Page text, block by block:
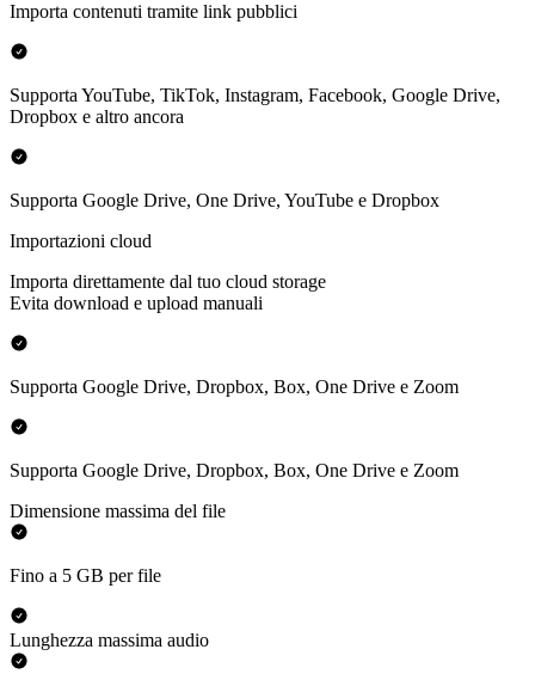
Importa contenuti tramite link pubblici
Supporta YouTube, TikTok, Instagram, Facebook, Google Drive,
Dropbox e altro ancora
Supporta Google Drive, One Drive, YouTube e Dropbox
Importazioni cloud
Importa direttamente dal tuo cloud storage
Evita download e upload manuali
Supporta Google Drive, Dropbox, Box, One Drive e Zoom
Supporta Google Drive, Dropbox, Box, One Drive e Zoom
Dimensione massima del file
Fino a 5 GB per file
Lunghezza massima audio